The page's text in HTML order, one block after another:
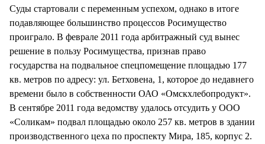
Суды стартовали с переменным успехом, однако в итоге
подавляющее большинство процессов Росимущество
проиграло. В феврале 2011 года арбитражный суд вынес
решение в пользу Росимущества, признав право
государства на подвальное спецпомещение площадью 177
кв. метров по адресу: ул. Бетховена, 1, которое до недавнего
времени было в собственности ОАО «Омскхлебопродукт».
В сентябре 2011 года ведомству удалось отсудить у ООО
«Соликам» подвал площадью около 257 кв. метров в здании
производственного цеха по проспекту Мира, 185, корпус 2.